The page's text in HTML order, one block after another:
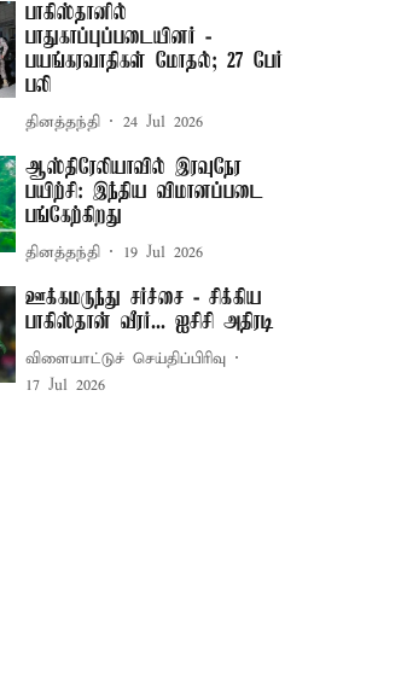
பாகிஸ்தானில்
பாதுகாப்புப்படையினர் -
பயங்கரவாதிகள் மோதல்; 27 பேர்
பலி
தினத்தந்தி 24 Jul 2026
ஆஸ்திரேலியாவில் இரவுநேர
பயிற்சி: இந்திய விமானப்படை
பங்கேற்கிறது
தினத்தந்தி 19 Jul 2026
ஊக்கமருந்து சர்ச்சை - சிக்கிய
பாகிஸ்தான் வீரர்... ஐசிசி அதிரடி
விளையாட்டுச் செய்திப்பிரிவு
17 Jul 2026